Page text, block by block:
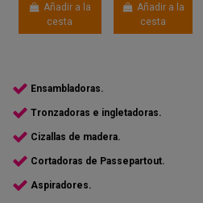
Añadir a la
cesta
Añadir a la
cesta
Entre 14
Tronzadora
Rotsen Pro 350
Ensambladoras.
Tronzadoras e ingletadoras.
Cizallas de madera.
Cortadoras de Passepartout.
Aspiradores.